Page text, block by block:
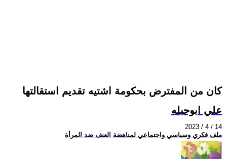
كان من المفترض بحكومة اشتيه تقديم استقالتها
علي ابوحبله
2023 / 4 / 14
ملف فكري وسياسي واجتماعي لمناهضة العنف ضد المرأة